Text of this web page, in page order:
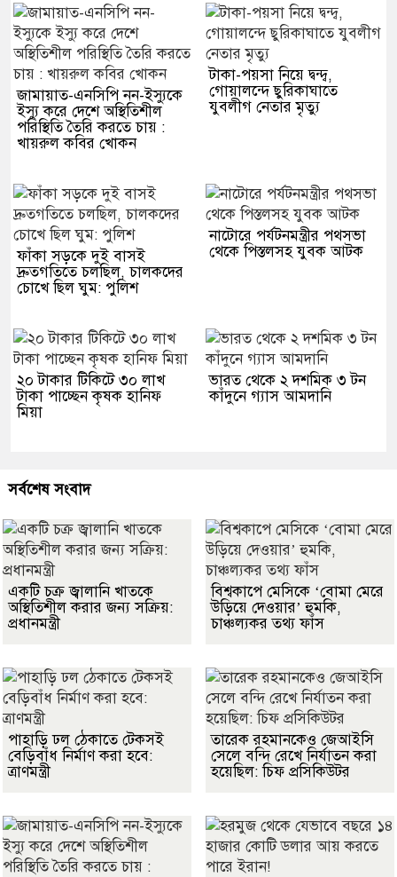
জামায়াত-এনসিপি নন-ইস্যুকে
ইস্যু করে দেশে অস্থিতিশীল
পরিস্থিতি তৈরি করতে চায় :
খায়রুল কবির খোকন
টাকা-পয়সা নিয়ে দ্বন্দ্ব,
গোয়ালন্দে ছুরিকাঘাতে
যুবলীগ নেতার মৃত্যু
ফাঁকা সড়কে দুই বাসই
দ্রুতগতিতে চলছিল, চালকদের
চোখে ছিল ঘুম: পুলিশ
নাটোরে পর্যটনমন্ত্রীর পথসভা
থেকে পিস্তলসহ যুবক আটক
২০ টাকার টিকিটে ৩০ লাখ
টাকা পাচ্ছেন কৃষক হানিফ
মিয়া
ভারত থেকে ২ দশমিক ৩ টন
কাঁদুনে গ্যাস আমদানি
সর্বশেষ সংবাদ
একটি চক্র জ্বালানি খাতকে
অস্থিতিশীল করার জন্য সক্রিয়:
প্রধানমন্ত্রী
বিশ্বকাপে মেসিকে ‘বোমা মেরে
উড়িয়ে দেওয়ার’ হুমকি,
চাঞ্চল্যকর তথ্য ফাঁস
পাহাড়ি ঢল ঠেকাতে টেকসই
বেড়িবাঁধ নির্মাণ করা হবে:
ত্রাণমন্ত্রী
তারেক রহমানকেও জেআইসি
সেলে বন্দি রেখে নির্যাতন করা
হয়েছিল: চিফ প্রসিকিউটর